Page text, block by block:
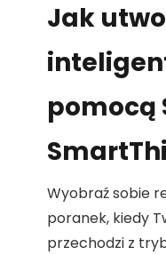
Jak
pomocą
Wyobraź sobie
poranek, kiedy
przechodzi z